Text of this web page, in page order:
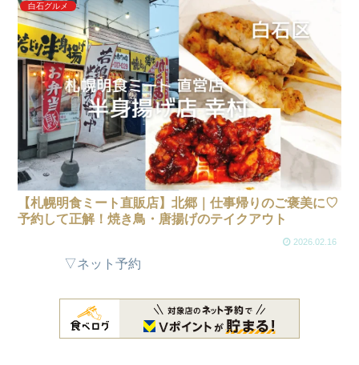
白石グルメ
【札幌明食ミート直販店】北郷｜仕事帰りのご褒美に♡
予約して正解！焼き鳥・唐揚げのテイクアウト
2026.02.16
▽ネット予約